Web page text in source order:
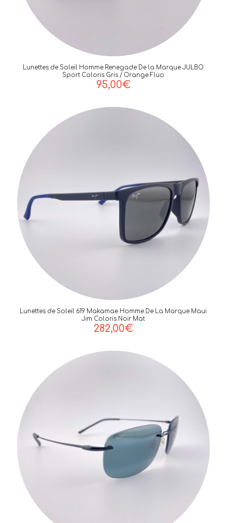
Lunettes de Soleil Homme Renegade De la Marque JULBO
Sport Coloris Gris / Orange Fluo
95,00€
Lunettes de Soleil 619 Makamae Homme De La Marque Maui
Jim Coloris Noir Mat
282,00€